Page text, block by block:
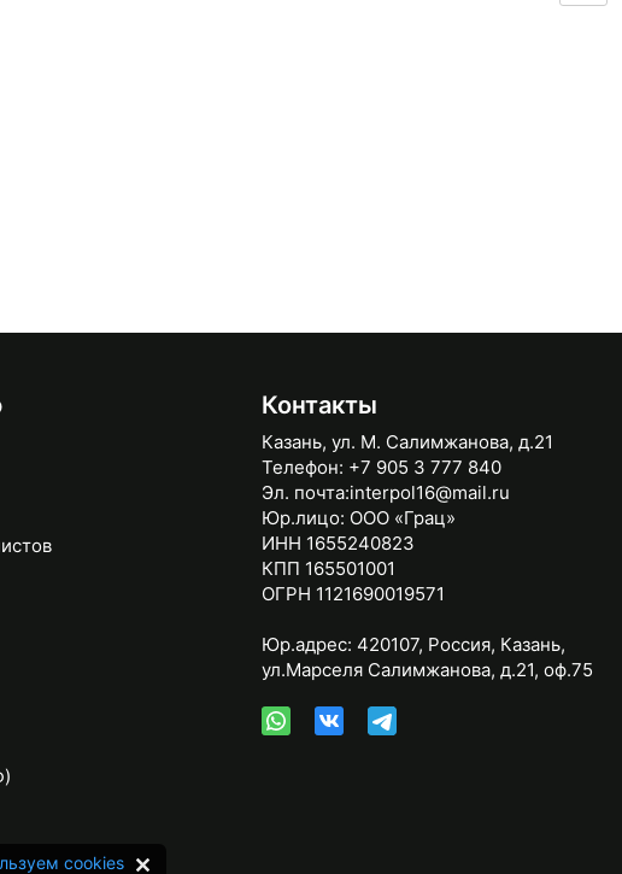
Контакты
Казань, ул. М. Салимжанова, д.21
Телефон: +7 905 3 777 840
Эл. почта:interpol16@mail.ru
Юр.лицо: ООО «Грац»
ИНН 1655240823
КПП 165501001
ОГРН 1121690019571
Юр.адрес: 420107, Россия, Казань,
ул.Марселя Салимжанова, д.21, оф.75
cookies